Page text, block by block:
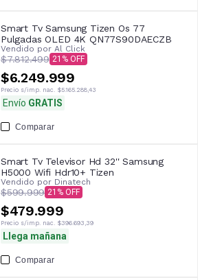
Smart Tv Samsung Tizen Os 77
Pulgadas OLED 4K QN77S90DAECZB
Vendido por Al Click
$7.812.499 21
$6.249.999
Precio s/imp. nac. $5.165.288,43
Envío GRATIS
Comparar
Smart Tv Televisor Hd 32'' Samsung
H5000 Wifi Hdr10+ Tizen
Vendido por Dinatech
$599.999 21
$479.999
Precio s/imp. nac. $396.693,39
Llega mañana
Comparar